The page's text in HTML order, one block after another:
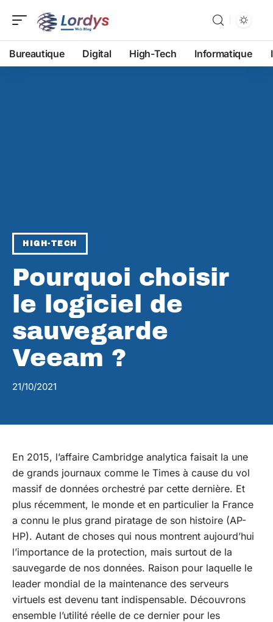
Bureautique Digital High-Tech Informatique
HIGH-TECH
Pourquoi choisir
le logiciel de
sauvegarde
Veeam ?
21/10/2021
En 2015, l’affaire Cambridge analytica faisait la une
de grands journaux comme le Times à cause du vol
massif de données orchestré par cette dernière. Et
plus récemment, le monde et en particulier la France
a connu le plus grand piratage de son histoire (AP-
HP). Autant de choses qui nous montrent aujourd’hui
l’importance de la protection, mais surtout de la
sauvegarde de nos données. Raison pour laquelle le
leader mondial de la maintenance des serveurs
virtuels est devenu tant indispensable. Découvrons
ensemble l’utilité réelle de ce dernier pour les